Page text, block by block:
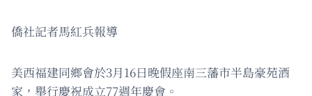
僑社記者馬紅兵報導
美西福建同鄉會於3月16日晚假座南三藩市半島豪苑酒
家，舉行慶祝成立77週年慶會。